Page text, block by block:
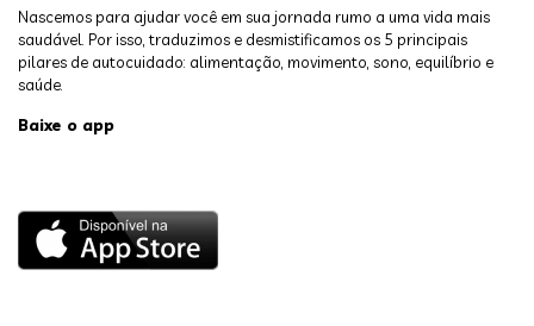
Nascemos para ajudar você em sua jornada rumo a uma vida mais
saudável. Por isso, traduzimos e desmistificamos os 5 principais
pilares de autocuidado: alimentação, movimento, sono, equilíbrio e
saúde.
Baixe o app